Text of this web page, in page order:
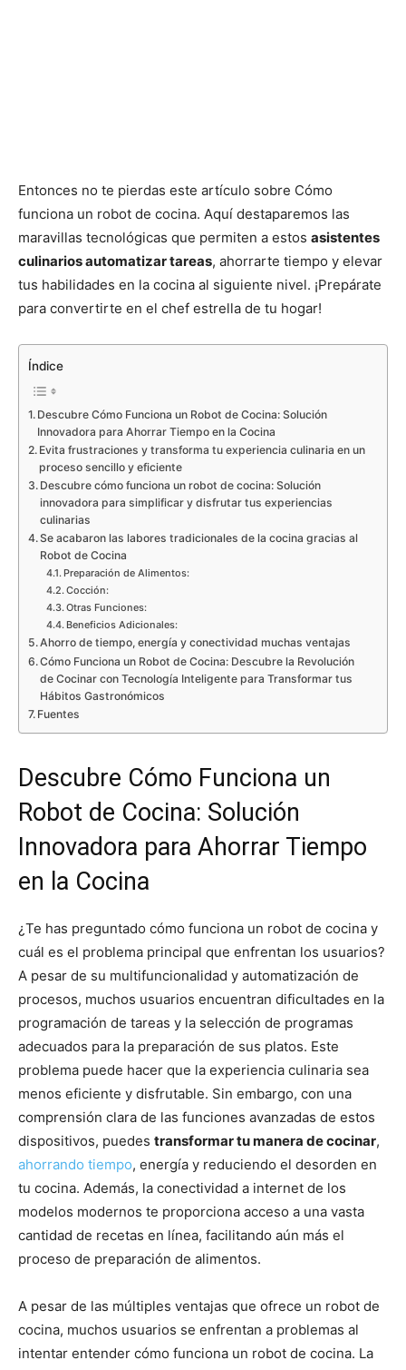
Entonces no te pierdas este artículo sobre Cómo
funciona un robot de cocina. Aquí destaparemos las
maravillas tecnológicas que permiten a estos asistentes
culinarios automatizar tareas, ahorrarte tiempo y elevar
tus habilidades en la cocina al siguiente nivel. ¡Prepárate
para convertirte en el chef estrella de tu hogar!
Índice
Descubre Cómo Funciona un Robot de Cocina: Solución
Innovadora para Ahorrar Tiempo en la Cocina
Evita frustraciones y transforma tu experiencia culinaria en un
proceso sencillo y eficiente
Descubre cómo funciona un robot de cocina: Solución
innovadora para simplificar y disfrutar tus experiencias
culinarias
Se acabaron las labores tradicionales de la cocina gracias al
Robot de Cocina
Preparación de Alimentos:
Cocción:
Otras Funciones:
Beneficios Adicionales:
Ahorro de tiempo, energía y conectividad muchas ventajas
Cómo Funciona un Robot de Cocina: Descubre la Revolución
de Cocinar con Tecnología Inteligente para Transformar tus
Hábitos Gastronómicos
Fuentes
Descubre Cómo Funciona un
Robot de Cocina: Solución
Innovadora para Ahorrar Tiempo
en la Cocina
¿Te has preguntado cómo funciona un robot de cocina y
cuál es el problema principal que enfrentan los usuarios?
A pesar de su multifuncionalidad y automatización de
procesos, muchos usuarios encuentran dificultades en la
programación de tareas y la selección de programas
adecuados para la preparación de sus platos. Este
problema puede hacer que la experiencia culinaria sea
menos eficiente y disfrutable. Sin embargo, con una
comprensión clara de las funciones avanzadas de estos
dispositivos, puedes transformar tu manera de cocinar,
ahorrando tiempo, energía y reduciendo el desorden en
tu cocina. Además, la conectividad a internet de los
modelos modernos te proporciona acceso a una vasta
cantidad de recetas en línea, facilitando aún más el
proceso de preparación de alimentos.
A pesar de las múltiples ventajas que ofrece un robot de
cocina, muchos usuarios se enfrentan a problemas al
intentar entender cómo funciona un robot de cocina. La